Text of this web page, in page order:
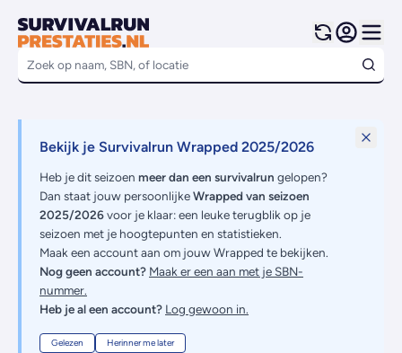
Bekijk je Survivalrun Wrapped 2025/2026
Heb je dit seizoen meer dan een survivalrun gelopen?
Dan staat jouw persoonlijkeWrapped van seizoen
2025/2026voor je klaar: een leuke terugblik op je
seizoen met je hoogtepunten en statistieken.
Maak een account aan om jouw Wrapped te bekijken.
Nog geen account? Maak er een aan met je SBN-
nummer.
Heb je al een account? Log gewoon in.
Gelezen Herinner me later